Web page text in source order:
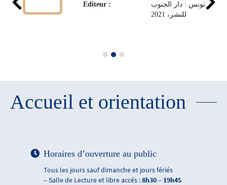
Editeur :
تونس : دار الجنوب
للنشر‏، ‏2021
Accueil et orientation
Horaires d’ouverture au public
Tous les jours sauf dimanche et jours fériés
– Salle de Lecture et libre accés :8h30 – 19h45